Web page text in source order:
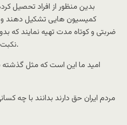
بدین منظور از افراد تحصیل
کمیسیون هایی تشکیل دهند و
ضربتی و کوتاه مدت تهیه نمایند که
نکبت بار روضه خوانها پیاده شود.
امید ما این است که مثل گذشته